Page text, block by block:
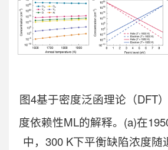
图4基于密度泛函理论（DFT
度依赖性ML的解释。(a)在
中，300 K下平衡缺陷浓度随